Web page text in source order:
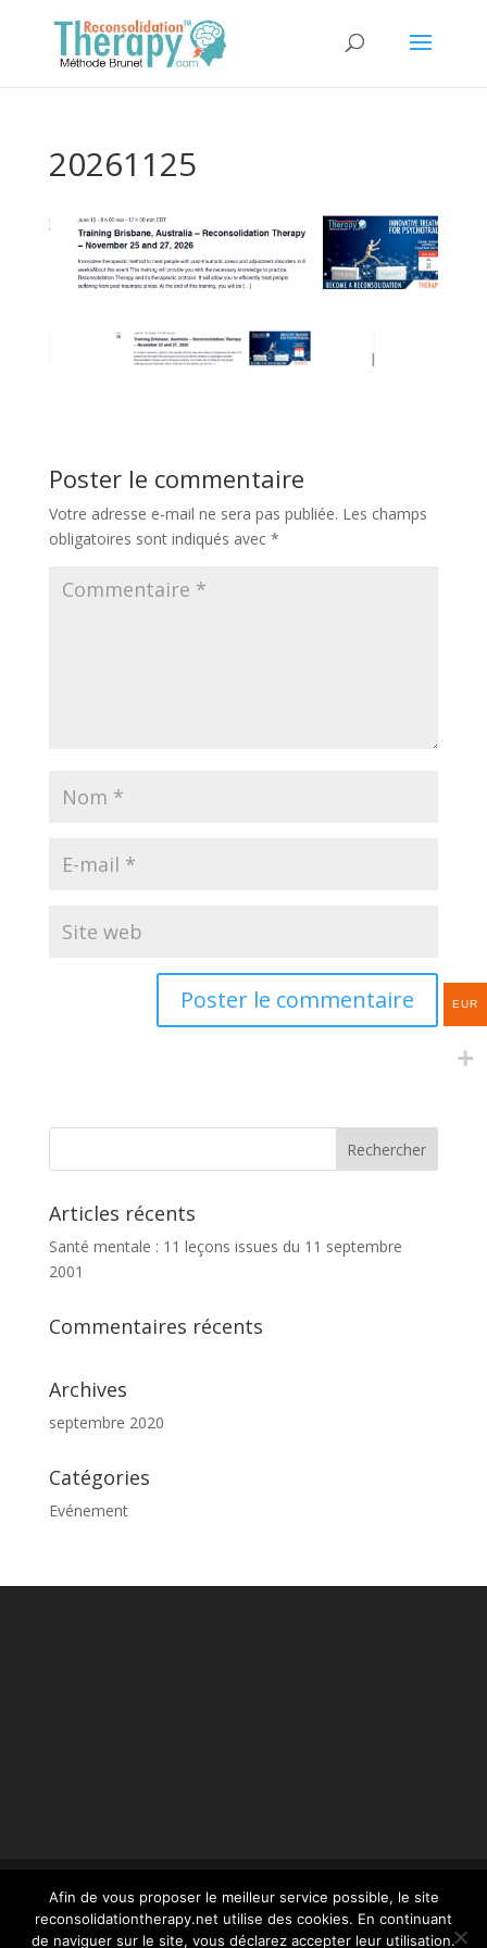
20261125
Poster le commentaire
Votre adresse e-mail ne sera pas publiée. Les champs
obligatoires sont indiqués avec *
Articles récents
Santé mentale : 11 leçons issues du 11 septembre
2001
Commentaires récents
Archives
septembre 2020
Catégories
Evénement
© reconsolidationtherapy.com - 2022 Tous droits
EUR
Afin de vous proposer le meilleur service possible, le site
reconsolidationtherapy.net utilise des cookies. En continuant
de naviguer sur le site, vous déclarez accepter leur utilisation.